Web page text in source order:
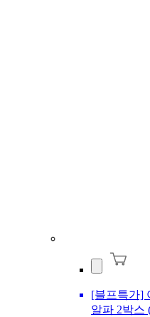
[블프특가]
알파 2박스